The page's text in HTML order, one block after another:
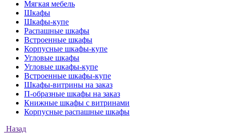
Мягкая мебель
Шкафы
Шкафы-купе
Распашные шкафы
Встроенные шкафы
Корпусные шкафы-купе
Угловые шкафы
Угловые шкафы-купе
Встроенные шкафы-купе
Шкафы-витрины на заказ
П-образные шкафы на заказ
Книжные шкафы с витринами
Корпусные распашные шкафы
Назад